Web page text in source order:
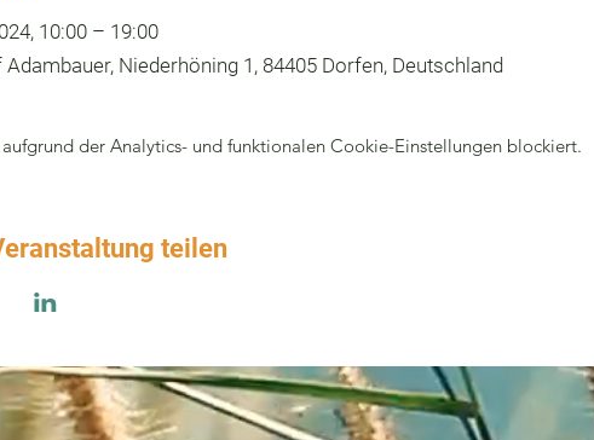
10:00 – 19:00
Niederhöning 1, 84405 Dorfen, Deutschland
der Analytics- und funktionalen Cookie-Einstellungen blockiert.
teilen